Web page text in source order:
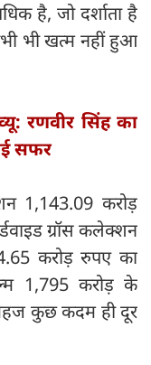
है, जो दर्शाता है
भी खत्म नहीं हुआ
रणवीर सिंह का
सफर
1,143.09 करोड़
ग्रॉस कलेक्शन
करोड़ रुपए का
1,795 करोड़ के
कुछ कदम ही दूर